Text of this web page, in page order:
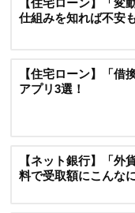
【住宅ローン】「
仕組みを知れば不安
【住宅ローン】「借
アプリ3選！
【ネット銀行】「
料で受取額にこんな